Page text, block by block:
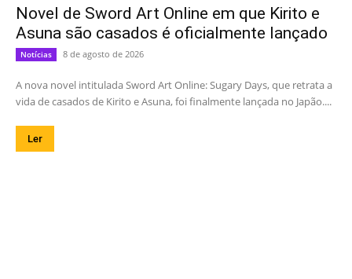
Novel de Sword Art Online em que Kirito e
Asuna são casados é oficialmente lançado
Notícias 8 de agosto de 2026
A nova novel intitulada Sword Art Online: Sugary Days, que retrata a
vida de casados de Kirito e Asuna, foi finalmente lançada no Japão....
Ler